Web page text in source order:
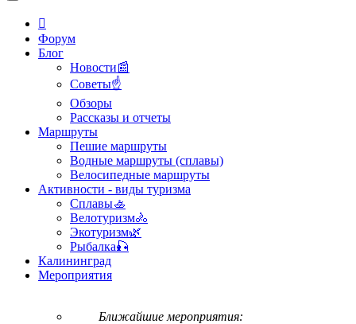
Форум
Блог
Новости📰
Советы☝
Обзоры
Рассказы и отчеты
Маршруты
Пешие маршруты
Водные маршруты (сплавы)
Велосипедные маршруты
Активности - виды туризма
Сплавы🚣
Велотуризм🚴
Экотуризм🌿
Рыбалка🎣
Калининград
Мероприятия
Ближайшие мероприятия: